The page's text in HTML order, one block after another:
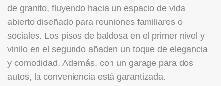
de granito, fluyendo hacia un espacio de vida
abierto diseñado para reuniones familiares o
sociales. Los pisos de baldosa en el primer nivel y
vinilo en el segundo añaden un toque de elegancia
y comodidad. Además, con un garage para dos
autos, la conveniencia está garantizada.